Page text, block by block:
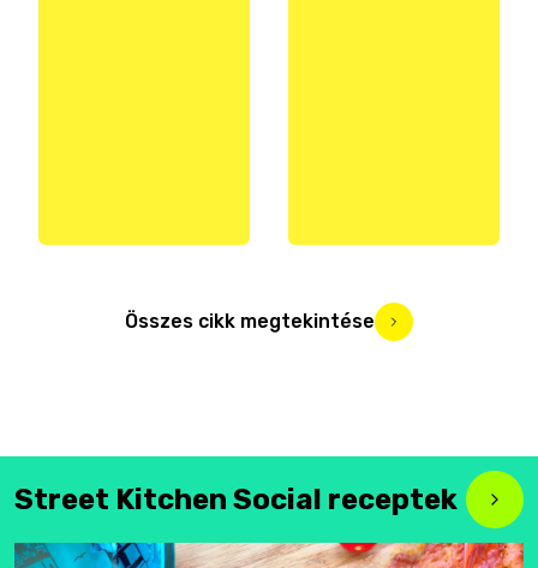
Összes cikk megtekintése
Street Kitchen Social receptek